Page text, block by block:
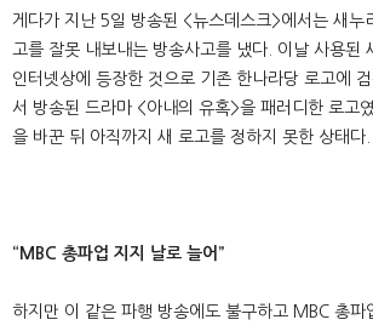
게다가 지난 5일 방송된 <뉴스데스크>에서는 새누
고를 잘못 내보내는 방송사고를 냈다. 이날 사용된
인터넷상에 등장한 것으로 기존 한나라당 로고에 검
서 방송된 드라마 <아내의 유혹>을 패러디한 로고
을 바꾼 뒤 아직까지 새 로고를 정하지 못한 상태다.
“MBC 총파업 지지 날로 늘어”
하지만 이 같은 파행 방송에도 불구하고 MBC 총파